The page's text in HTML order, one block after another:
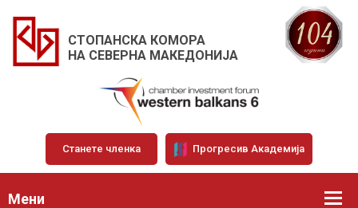
СТОПАНСКА КОМОРА
НА СЕВЕРНА МАКЕДОНИЈА
Станете членка Прогресив Академија
Мени